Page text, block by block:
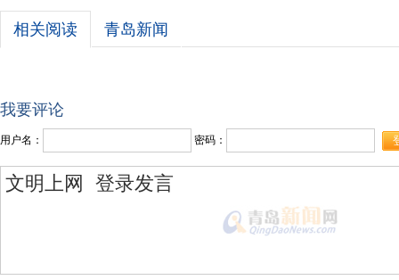
相关阅读 青岛新闻
我要评论
用户名： 密码：